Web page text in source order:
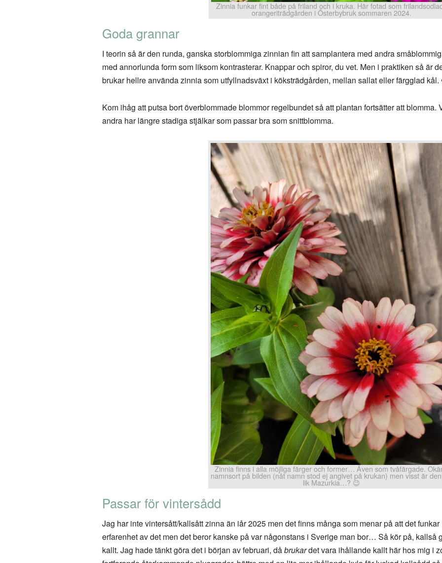
Zinnia funkar fint både på friland och i kruka. Här fotad som
orangeriträdgården i Österbybruk sommaren 2024.
Goda grannar
I teorin så är den runda, ganska storblommiga zinnian fin att samplantera med andra
med annorlunda form som liksom kontrasterar. Knappar och spiror, du vet. Men i praktiken så är
brukar hellre använda zinnia som utfyllnadsväxt i köksträdgården, mellan sallat eller färgglad kål.
Kom ihåg att putsa bort överblommade blommor regelbundet så att plantan fortsätter att blomma.
andra har längre stadiga stjälkar som passar bra som snittblomma.
Zinnia finns i alla möjliga färger och former… Även som tvåfärgade.
namnsort på bilden (nåt namn stod ej angivet på krukan) men visst är
lik Mazurkia…? 😉
Passar för vintersådd
Jag har inte vintersått/kallsått zinna än iår 2025 men det finns många som menar på att det
erfarenhet av det men det beror kanske på var någonstans i Sverige man bor… Så kör på, kallså
kallt. Jag hade tänkt göra det i början av februari, dåbrukardet vara ihållande kallt här hos mig i